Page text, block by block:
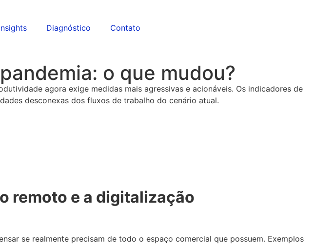
Diagnóstico Contato
o que mudou?
agora exige medidas mais agressivas e acionáveis. Os indicadores de
desconexas dos fluxos de trabalho do cenário atual.
remoto e a digitalização
se realmente precisam de todo o espaço comercial que possuem. Exemplos